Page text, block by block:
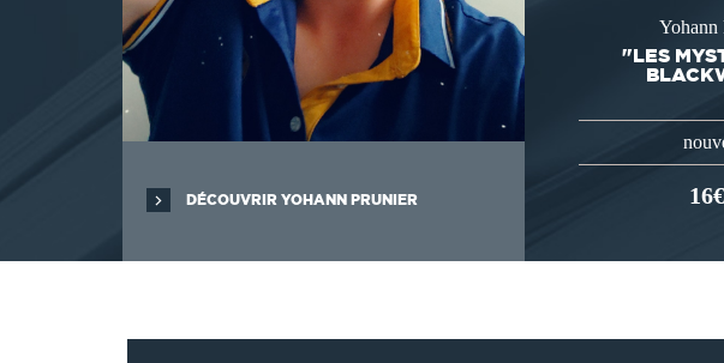
DÉCOUVRIR YOHANN PRUNIER
Yohann
"LES